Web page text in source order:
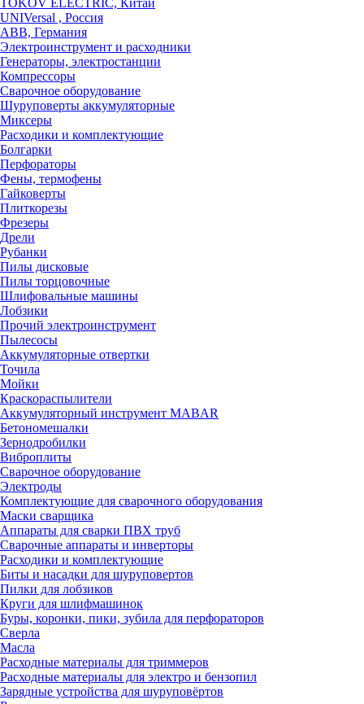
TOKOV ELECTRIC, Китай
UNIVersal , Россия
ABB, Германия
Электроинструмент и расходники
Генераторы, электростанции
Компрессоры
Сварочное оборудование
Шуруповерты аккумуляторные
Миксеры
Расходики и комплектующие
Болгарки
Перфораторы
Фены, термофены
Гайковерты
Плиткорезы
Фрезеры
Дрели
Рубанки
Пилы дисковые
Пилы торцовочные
Шлифовальные машины
Лобзики
Прочий электроинструмент
Пылесосы
Аккумуляторные отвертки
Точила
Мойки
Краскораспылители
Аккумуляторный инструмент MABAR
Бетономешалки
Зернодробилки
Виброплиты
Сварочное оборудование
Электроды
Комплектующие для сварочного оборудования
Маски сварщика
Аппараты для сварки ПВХ труб
Сварочные аппараты и инверторы
Расходики и комплектующие
Биты и насадки для шуруповертов
Пилки для лобзиков
Круги для шлифмашинок
Буры, коронки, пики, зубила для перфораторов
Сверла
Масла
Расходные материалы для триммеров
Расходные материалы для электро и бензопил
Зарядные устройства для шуруповёртов